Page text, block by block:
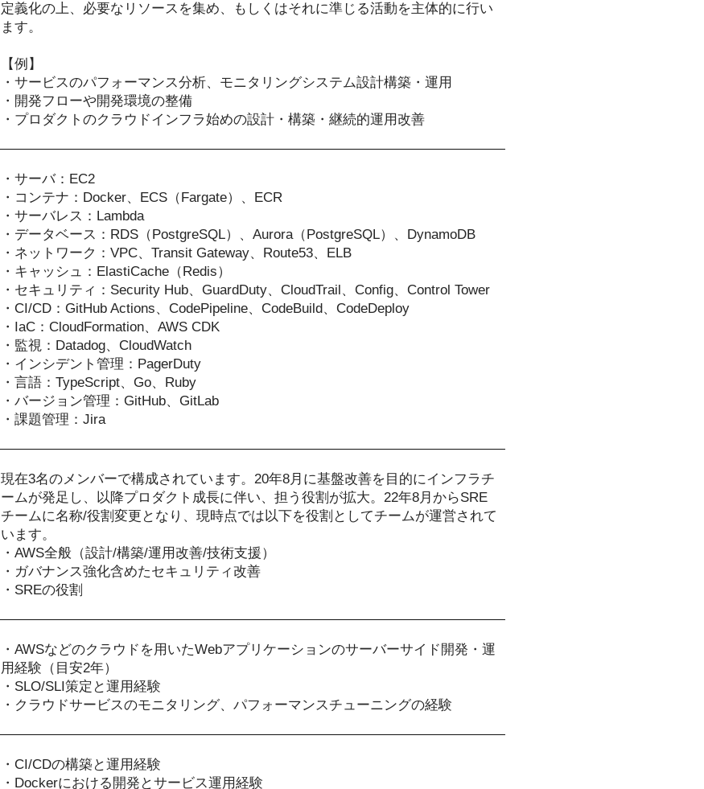
定義化の上、必要なリソースを集め、もしくはそれに準じる活動を主体的に行い
ます。
【例】
・サービスのパフォーマンス分析、モニタリングシステム設計構築・運用
・開発フローや開発環境の整備
・プロダクトのクラウドインフラ始めの設計・構築・継続的運用改善
・サーバ：EC2
・コンテナ：Docker、ECS（Fargate）、ECR
・サーバレス：Lambda
・データベース：RDS（PostgreSQL）、Aurora（PostgreSQL）、DynamoDB
・ネットワーク：VPC、Transit Gateway、Route53、ELB
・キャッシュ：ElastiCache（Redis）
・セキュリティ：Security Hub、GuardDuty、CloudTrail、Config、Control Tower
・CI/CD：GitHub Actions、CodePipeline、CodeBuild、CodeDeploy
・IaC：CloudFormation、AWS CDK
・監視：Datadog、CloudWatch
・インシデント管理：PagerDuty
・言語：TypeScript、Go、Ruby
・バージョン管理：GitHub、GitLab
・課題管理：Jira
現在3名のメンバーで構成されています。20年8月に基盤改善を目的にインフラチ
ームが発足し、以降プロダクト成長に伴い、担う役割が拡大。22年8月からSRE
チームに名称/役割変更となり、現時点では以下を役割としてチームが運営されて
います。
・AWS全般（設計/構築/運用改善/技術支援）
・ガバナンス強化含めたセキュリティ改善
・SREの役割
・AWSなどのクラウドを用いたWebアプリケーションのサーバーサイド開発・運
用経験（目安2年）
・SLO/SLI策定と運用経験
・クラウドサービスのモニタリング、パフォーマンスチューニングの経験
・CI/CDの構築と運用経験
・Dockerにおける開発とサービス運用経験